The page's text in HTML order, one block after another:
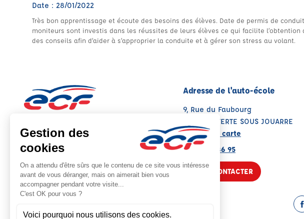
Date : 28/01/2022
Très bon apprentissage et écoute des besoins des élèves. Date de permis de
moniteurs sont investis dans les réussites de leurs élèves ce qui facilite l’obtention
des conseils afin d’aider à s’approprier la conduite et à gérer son stress au volant.
Note : 4.7/5
Moyenne calculée sur 79 avis
Adresse de l'auto-école
9, Rue du Faubourg
77260 LA FERTE SOUS JOUARRE
Voir sur la carte
09 82 42 86 95
NOUS CONTACTER